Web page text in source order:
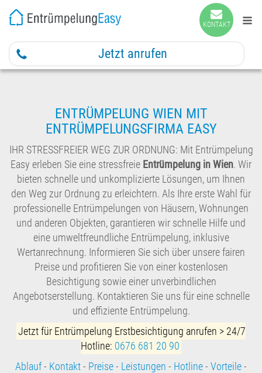
KONTAKT
Jetzt anrufen
ENTRÜMPELUNG WIEN MIT
ENTRÜMPELUNGSFIRMA EASY
IHR STRESSFREIER WEG ZUR ORDNUNG: Mit Entrümpelung
Easy erleben Sie eine stressfreie Entrümpelung in Wien. Wir
bieten schnelle und unkomplizierte Lösungen, um Ihnen
den Weg zur Ordnung zu erleichtern. Als Ihre erste Wahl für
professionelle Entrümpelungen von Häusern, Wohnungen
und anderen Objekten, garantieren wir schnelle Hilfe und
eine umweltfreundliche Entrümpelung, inklusive
Wertanrechnung. Informieren Sie sich über unsere fairen
Preise und profitieren Sie von einer kostenlosen
Besichtigung sowie einer unverbindlichen
Angebotserstellung. Kontaktieren Sie uns für eine schnelle
und effiziente Entrümpelung.
Jetzt für Entrümpelung Erstbesichtigung anrufen > 24/7
Hotline: 0676 681 20 90
Ablauf- Kontakt- Preise- Leistungen - Hotline- Vorteile-